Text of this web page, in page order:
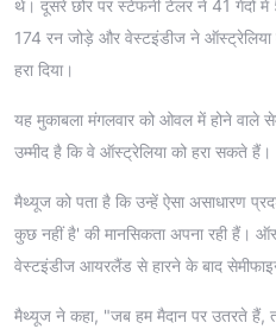
थे। दूसरे छोर पर स्टेफनी टेलर ने 41 गेंदों में
174 रन जोड़े और वेस्टइंडीज ने ऑस्ट्रेलिया
हरा दिया।
यह मुकाबला मंगलवार को ओवल में होने वाले
उम्मीद है कि वे ऑस्ट्रेलिया को हरा सकते हैं।
मैथ्यूज को पता है कि उन्हें ऐसा असाधारण
कुछ नहीं है' की मानसिकता अपना रही हैं।
वेस्टइंडीज आयरलैंड से हारने के बाद
मैथ्यूज ने कहा, "जब हम मैदान पर उतरते हैं, तो